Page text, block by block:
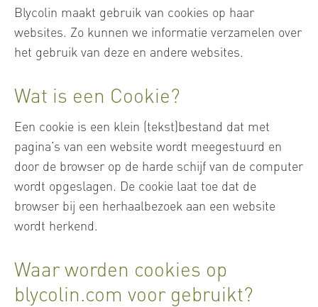
Blycolin maakt gebruik van cookies op haar
websites. Zo kunnen we informatie verzamelen over
het gebruik van deze en andere websites.
Wat is een Cookie?
Een cookie is een klein (tekst)bestand dat met
pagina’s van een website wordt meegestuurd en
door de browser op de harde schijf van de computer
wordt opgeslagen. De cookie laat toe dat de
browser bij een herhaalbezoek aan een website
wordt herkend.
Waar worden cookies op
blycolin.com voor gebruikt?